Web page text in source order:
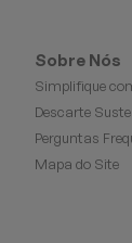
Sobre Nós
Simplifique
Descarte
Perguntas
Mapa do Site